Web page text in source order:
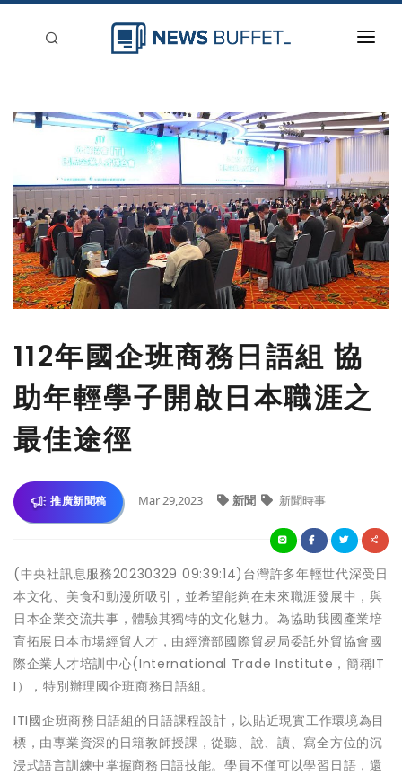
新聞稿分類
登入
刊登
112年國企班商務日語組 協
助年輕學子開啟日本職涯之
最佳途徑
推廣新聞稿 Mar 29,2023 新聞 新聞時事
(中央社訊息服務20230329 09:39:14)台灣許多年輕世代深受日
本文化、美食和動漫所吸引，並希望能夠在未來職涯發展中，與
日本企業交流共事，體驗其獨特的文化魅力。為協助我國產業培
育拓展日本市場經貿人才，由經濟部國際貿易局委託外貿協會國
際企業人才培訓中心(International Trade Institute，簡稱IT
I），特別辦理國企班商務日語組。
ITI國企班商務日語組的日語課程設計，以貼近現實工作環境為目
標，由專業資深的日籍教師授課，從聽、說、讀、寫全方位的沉
浸式語言訓練中掌握商務日語技能。學員不僅可以學習日語，還